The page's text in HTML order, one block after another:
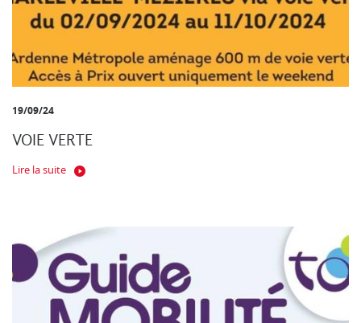
19/09/24
VOIE VERTE
Lire la suite